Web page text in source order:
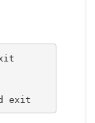
exit